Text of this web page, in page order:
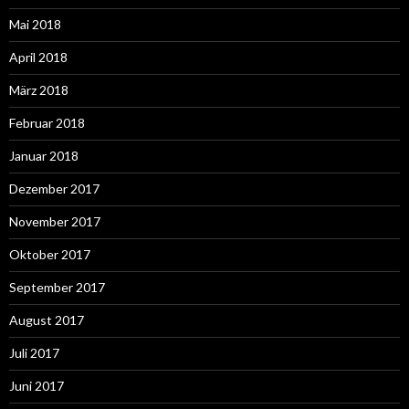
Mai 2018
April 2018
März 2018
Februar 2018
Januar 2018
Dezember 2017
November 2017
Oktober 2017
September 2017
August 2017
Juli 2017
Juni 2017